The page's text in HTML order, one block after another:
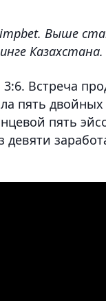
Выше
Казахстана.
Встреча
пять
пять